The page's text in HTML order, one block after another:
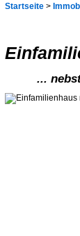
Startseite >
...